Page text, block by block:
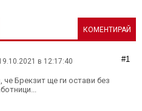
КОМЕНТИРАЙ
в 12:17:40 #1
че Брекзит ще ги остави без